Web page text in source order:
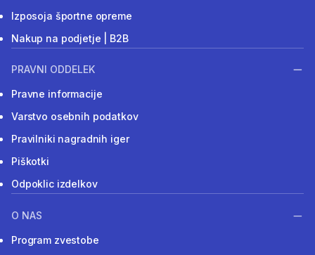
Izposoja športne opreme
Nakup na podjetje | B2B
PRAVNI ODDELEK
Pravne informacije
Varstvo osebnih podatkov
Pravilniki nagradnih iger
Piškotki
Odpoklic izdelkov
O NAS
Program zvestobe